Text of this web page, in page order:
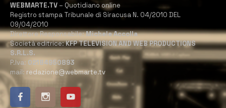
WEBMARTE.TV – Quotidiano online
Registro stampa Tribunale di Siracusa N. 04/2010 DEL
09/04/2010
Direttore Responsabile:Michele Accolla
Società editrice:KFP TELEVISION AND WEB PRODUCTIONS
S.R.L.S.
P.Iva: 02184950893
mail: redazione@webmarte.tv